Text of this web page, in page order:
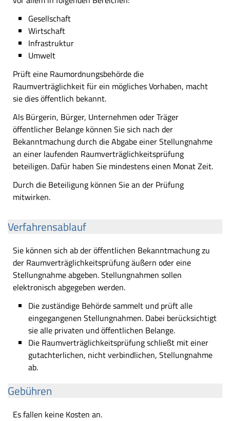
Gesellschaft
Wirtschaft
Infrastruktur
Umwelt
Prüft eine Raumordnungsbehörde die
Raumverträglichkeit für ein mögliches Vorhaben, macht
sie dies öffentlich bekannt.
Als Bürgerin, Bürger, Unternehmen oder Träger
öffentlicher Belange können Sie sich nach der
Bekanntmachung durch die Abgabe einer Stellungnahme
an einer laufenden Raumverträglichkeitsprüfung
beteiligen. Dafür haben Sie mindestens einen Monat Zeit.
Durch die Beteiligung können Sie an der Prüfung
mitwirken.
Verfahrensablauf
Sie können sich ab der öffentlichen Bekanntmachung zu
der Raumverträglichkeitsprüfung äußern oder eine
Stellungnahme abgeben. Stellungnahmen sollen
elektronisch abgegeben werden.
Die zuständige Behörde sammelt und prüft alle
eingegangenen Stellungnahmen. Dabei berücksichtigt
sie alle privaten und öffentlichen Belange.
Die Raumverträglichkeitsprüfung schließt mit einer
gutachterlichen, nicht verbindlichen, Stellungnahme
ab.
Gebühren
Es fallen keine Kosten an.